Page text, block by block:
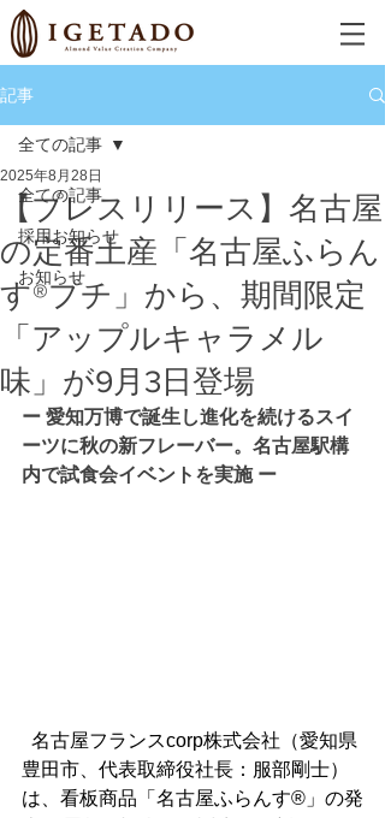
記事
全ての記事
採用お知らせ
お知らせ
全ての記事
【プレスリリース】名古屋
の定番土産「名古屋ふらん
す®プチ」から、期間限定
「アップルキャラメル
味」が9月3日登場
2025年8月28日
ー 愛知万博で誕生し進化を続けるスイ
ーツに秋の新フレーバー。名古屋駅構
内で試食会イベントを実施 ー
豊田市、代表取締役社長：服部剛士）
は、看板商品「名古屋ふらんす®」の発